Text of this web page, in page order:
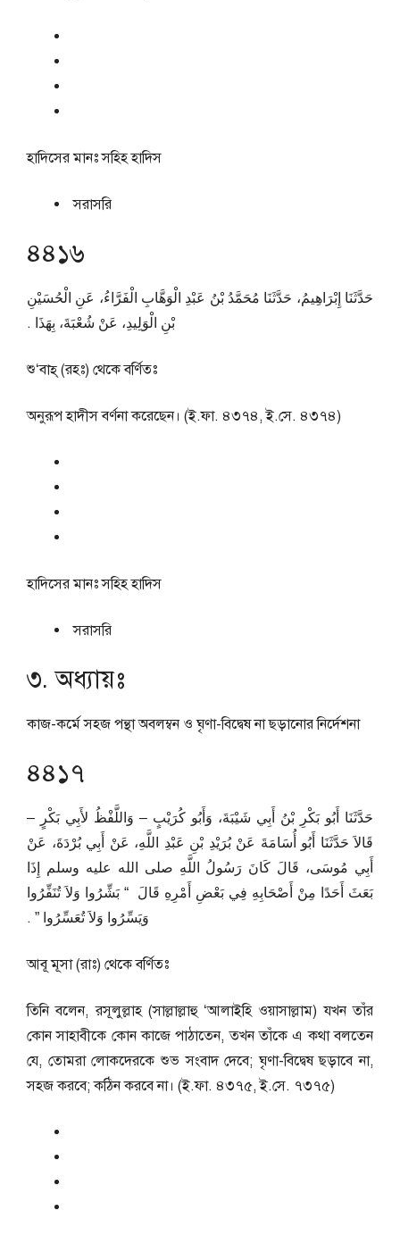
হাদিসের মানঃসহিহ হাদিস
সরাসরি
৪৪১৬
حَدَّثَنَا إِبْرَاهِيمُ، حَدَّثَنَا مُحَمَّدُ بْنُ عَبْدِ الْوَهَّابِ الْفَرَّاءُ، عَنِ الْحُسَيْنِ
بْنِ الْوَلِيدِ، عَنْ شُعْبَةَ، بِهَذَا ‏.‏
শু‘বাহ্ (রহঃ) থেকে বর্ণিতঃ
অনুরূপ হাদীস বর্ণনা করেছেন। (ই.ফা. ৪৩৭৪, ই.সে. ৪৩৭৪)
হাদিসের মানঃসহিহ হাদিস
সরাসরি
৩. অধ্যায়ঃ
কাজ-কর্মে সহজ পন্থা অবলম্বন ও ঘৃণা-বিদ্বেষ না ছড়ানোর নির্দেশনা
৪৪১৭
حَدَّثَنَا أَبُو بَكْرِ بْنُ أَبِي شَيْبَةَ، وَأَبُو كُرَيْبٍ – وَاللَّفْظُ لأَبِي بَكْرٍ –
قَالاَ حَدَّثَنَا أَبُو أُسَامَةَ عَنْ بُرَيْدِ بْنِ عَبْدِ اللَّهِ، عَنْ أَبِي بُرْدَةَ، عَنْ
أَبِي مُوسَى، قَالَ كَانَ رَسُولُ اللَّهِ صلى الله عليه وسلم إِذَا
بَعَثَ أَحَدًا مِنْ أَصْحَابِهِ فِي بَعْضِ أَمْرِهِ قَالَ ‏ “‏ بَشِّرُوا وَلاَ تُنَفِّرُوا
وَيَسِّرُوا وَلاَ تُعَسِّرُوا ‏”‏ ‏.‏
আবূ মূসা (রাঃ) থেকে বর্ণিতঃ
তিনি বলেন, রসূলুল্লাহ (সাল্লাল্লাহু ‘আলাইহি ওয়াসাল্লাম) যখন তাঁর
কোন সাহাবীকে কোন কাজে পাঠাতেন, তখন তাঁকে এ কথা বলতেন
যে, তোমরা লোকদেরকে শুভ সংবাদ দেবে; ঘৃণা-বিদ্বেষ ছড়াবে না,
সহজ করবে; কঠিন করবে না। (ই.ফা. ৪৩৭৫, ই.সে. ৭৩৭৫)